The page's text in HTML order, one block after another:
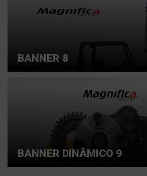
BANNER 8
BANNER DINÂMICO 9
Entre em contato conosco e saiba mais